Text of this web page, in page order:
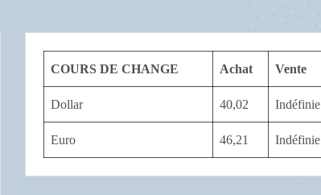
COURS DE CHANGE Achat Vente
Dollar 40,02 Indéfinie
Euro 46,21 Indéfinie